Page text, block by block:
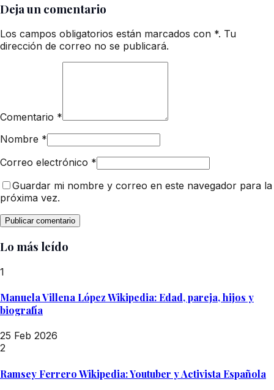
Deja un comentario
Los campos obligatorios están marcados con *. Tu
dirección de correo no se publicará.
Comentario *
Nombre *
Correo electrónico *
Guardar mi nombre y correo en este navegador para la
próxima vez.
Lo más leído
1
Manuela Villena López Wikipedia: Edad, pareja, hijos y
biografía
25 Feb 2026
2
Ramsey Ferrero Wikipedia: Youtuber y Activista Española